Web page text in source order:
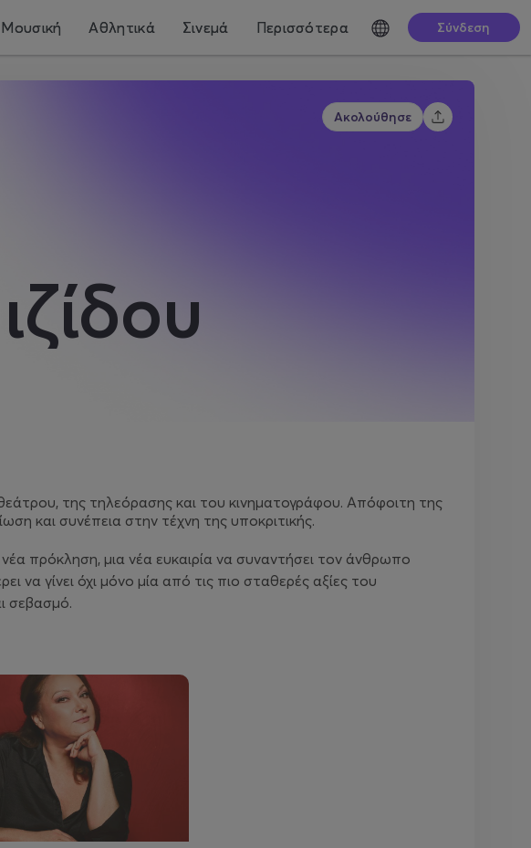
Μουσική Αθλητικά Σινεμά Περισσότερα Σύνδεση
Ακολούθησε
της τηλεόρασης και του κινηματογράφου. Απόφοιτη της
και συνέπεια στην τέχνη της υποκριτικής.
πρόκληση, μια νέα ευκαιρία να συναντήσει τον άνθρωπο
να γίνει όχι μόνο μία από τις πιο σταθερές αξίες του
σεβασμό.